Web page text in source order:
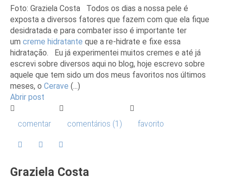
Foto: Graziela Costa Todos os dias a nossa pele é
exposta a diversos fatores que fazem com que ela fique
desidratada e para combater isso é importante ter
um creme hidratante que a re-hidrate e fixe essa
hidratação. Eu já experimentei muitos cremes e até já
escrevi sobre diversos aqui no blog, hoje escrevo sobre
aquele que tem sido um dos meus favoritos nos últimos
meses, o Cerave (...)
Abrir post
comentar comentários (1) favorito
Graziela Costa